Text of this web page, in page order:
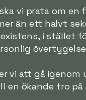
vi prata om en
än ett halvt
i stället
vi att gå
en ökande tro